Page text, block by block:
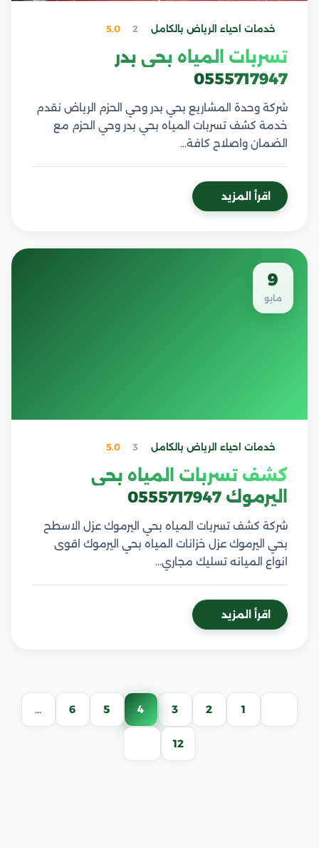
خدمات احياء الرياض بالكامل 2
5.0
تسربات المياه بحي بدر
0555717947
شركة وحدة المشاريع بحي بدر وحي الحزم الرياض نقدم
خدمة كشف تسربات المياه بحي بدر وحي الحزم مع
الضمان واصلاح كافة…
اقرأ المزيد
9
مايو
خدمات احياء الرياض بالكامل 3
5.0
كشف تسربات المياه بحي
اليرموك 0555717947
شركة كشف تسربات المياه بحي اليرموك عزل الاسطح
بحي اليرموك عزل خزانات المياه بحي اليرموك اقوى
انواع الميانه تسليك مجاري…
اقرأ المزيد
تعدد
صفحات
1
2
3
4
5
6
…
12